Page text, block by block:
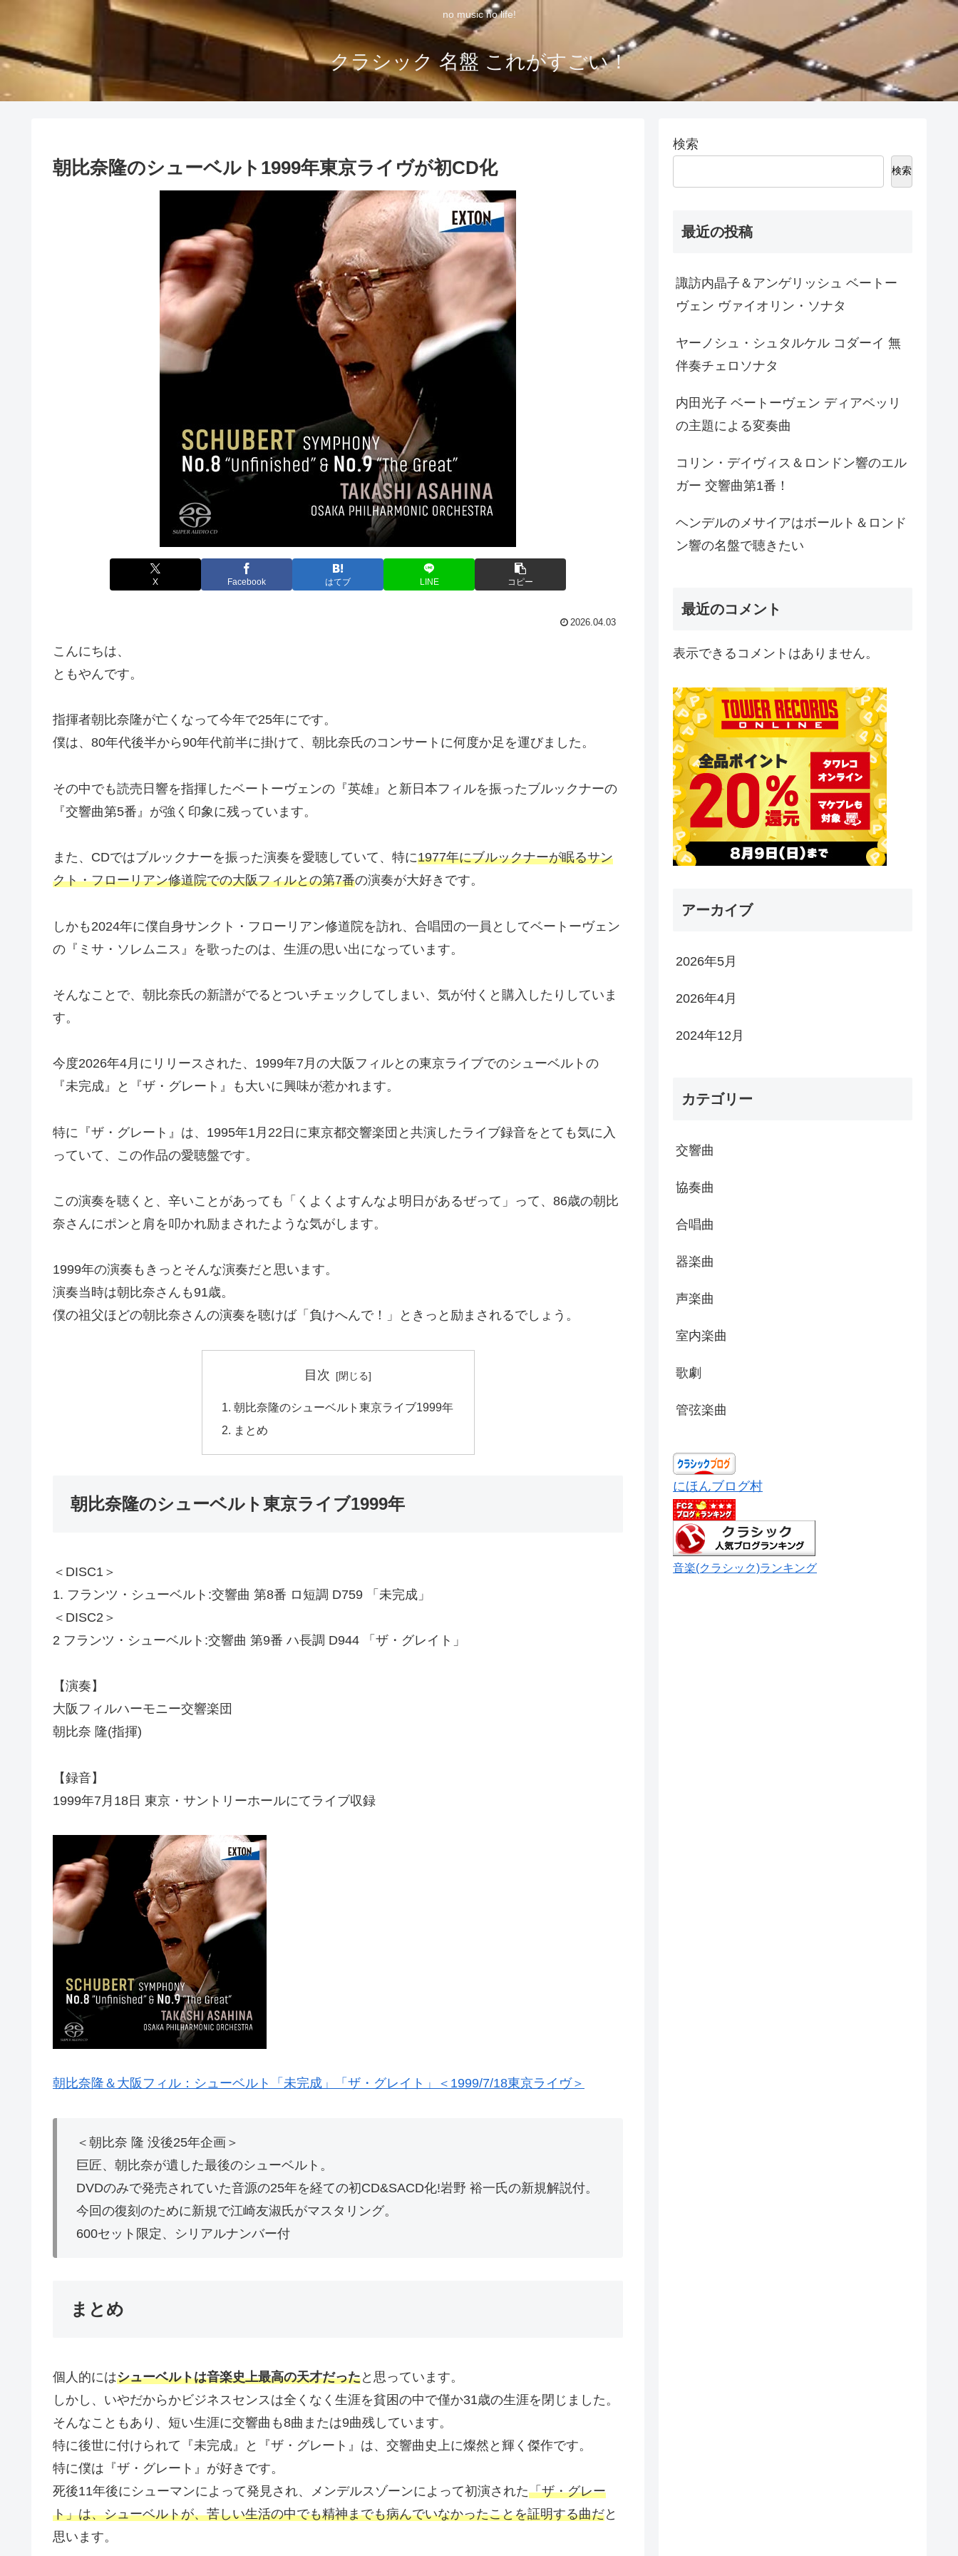
no music no life!
クラシック 名盤 これがすごい！
朝比奈隆のシューベルト1999年東京ライヴが初CD化
X Facebook はてブ LINE コピー
2026.04.03
こんにちは、
ともやんです。
指揮者朝比奈隆が亡くなって今年で25年にです。
僕は、80年代後半から90年代前半に掛けて、朝比奈氏のコンサートに何度か足を運びました。
その中でも読売日響を指揮したベートーヴェンの『英雄』と新日本フィルを振ったブルックナーの
『交響曲第5番』が強く印象に残っています。
また、CDではブルックナーを振った演奏を愛聴していて、特に1977年にブルックナーが眠るサン
クト・フローリアン修道院での大阪フィルとの第7番の演奏が大好きです。
しかも2024年に僕自身サンクト・フローリアン修道院を訪れ、合唱団の一員としてベートーヴェン
の『ミサ・ソレムニス』を歌ったのは、生涯の思い出になっています。
そんなことで、朝比奈氏の新譜がでるとついチェックしてしまい、気が付くと購入したりしていま
す。
今度2026年4月にリリースされた、1999年7月の大阪フィルとの東京ライブでのシューベルトの
『未完成』と『ザ・グレート』も大いに興味が惹かれます。
特に『ザ・グレート』は、1995年1月22日に東京都交響楽団と共演したライブ録音をとても気に入
っていて、この作品の愛聴盤です。
この演奏を聴くと、辛いことがあっても「くよくよすんなよ明日があるぜって」って、86歳の朝比
奈さんにポンと肩を叩かれ励まされたような気がします。
1999年の演奏もきっとそんな演奏だと思います。
演奏当時は朝比奈さんも91歳。
僕の祖父ほどの朝比奈さんの演奏を聴けば「負けへんで！」ときっと励まされるでしょう。
目次
朝比奈隆のシューベルト東京ライブ1999年
まとめ
朝比奈隆のシューベルト東京ライブ1999年
＜DISC1＞
1. フランツ・シューベルト:交響曲 第8番 ロ短調 D759 「未完成」
＜DISC2＞
2 フランツ・シューベルト:交響曲 第9番 ハ長調 D944 「ザ・グレイト」
【演奏】
大阪フィルハーモニー交響楽団
朝比奈 隆(指揮)
【録音】
1999年7月18日 東京・サントリーホールにてライブ収録
朝比奈隆＆大阪フィル：シューベルト「未完成」「ザ・グレイト」＜1999/7/18東京ライヴ＞
＜朝比奈 隆 没後25年企画＞
巨匠、朝比奈が遺した最後のシューベルト。
DVDのみで発売されていた音源の25年を経ての初CD&SACD化!岩野 裕一氏の新規解説付。
今回の復刻のために新規で江崎友淑氏がマスタリング。
600セット限定、シリアルナンバー付
まとめ
個人的にはシューベルトは音楽史上最高の天才だったと思っています。
しかし、いやだからかビジネスセンスは全くなく生涯を貧困の中で僅か31歳の生涯を閉じました。
そんなこともあり、短い生涯に交響曲も8曲または9曲残しています。
特に後世に付けられて『未完成』と『ザ・グレート』は、交響曲史上に燦然と輝く傑作です。
特に僕は『ザ・グレート』が好きです。
死後11年後にシューマンによって発見され、メンデルスゾーンによって初演された「ザ・グレー
ト」は、シューベルトが、苦しい生活の中でも精神までも病んでいなかったことを証明する曲だと
思います。
検索
検索
最近の投稿
諏訪内晶子＆アンゲリッシュ ベートー
ヴェン ヴァイオリン・ソナタ
ヤーノシュ・シュタルケル コダーイ 無
伴奏チェロソナタ
内田光子 ベートーヴェン ディアベッリ
の主題による変奏曲
コリン・デイヴィス＆ロンドン響のエル
ガー 交響曲第1番！
ヘンデルのメサイアはボールト＆ロンド
ン響の名盤で聴きたい
最近のコメント
表示できるコメントはありません。
アーカイブ
2026年5月
2026年4月
2024年12月
カテゴリー
交響曲
協奏曲
合唱曲
器楽曲
声楽曲
室内楽曲
歌劇
管弦楽曲
にほんブログ村
音楽(クラシック)ランキング